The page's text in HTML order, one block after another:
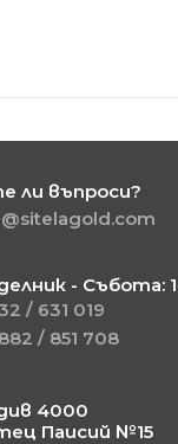
ли въпроси?
- Събота:
/ 631 019
/ 851 708
4000
Паисий №15